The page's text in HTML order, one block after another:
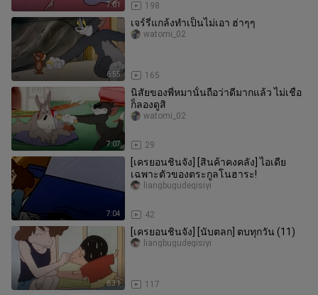
7:01 198
6:55
เจร์รี่แกล้งทำเป็นไม่เอา ฮ่าๆๆ
165
watomi_02
7:07
นิสัยของพี่หมานั้นถือว่าดีมากแล้ว ไม่เชื่อ
ก็ลองดูสิ
29
watomi_02
7:04
[เครยอนชินจัง] [สินค้าคงคลัง] ไอเดีย
เฉพาะตัวของตระกูลโนฮาระ!
42
liangbugudeqisiyi
6:31
[เครยอนชินจัง] [นับตลก] ตบทุกวัน (11)
117
liangbugudeqisiyi